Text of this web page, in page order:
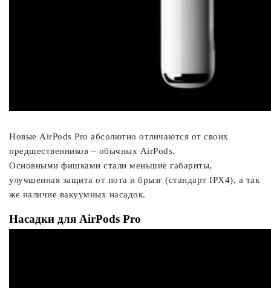
Новые AirPods Pro абсолютно отличаются от своих
предшественников – обычных AirPods.
Основными фишками стали меньшие габариты,
улучшенная защита от пота и брызг (стандарт IPX4), а так
же наличие вакуумных насадок.
Насадки для AirPods Pro